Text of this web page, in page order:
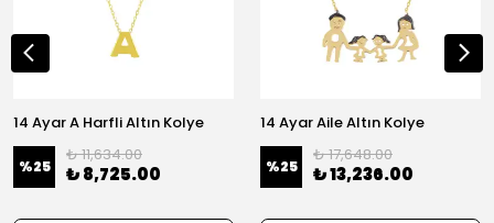
14 Ayar A Harfli Altın Kolye
%25
₺ 11,634.00
₺ 8,725.00
14 Ayar Aile Altın Kolye
%25
₺ 17,648.00
₺ 13,236.00